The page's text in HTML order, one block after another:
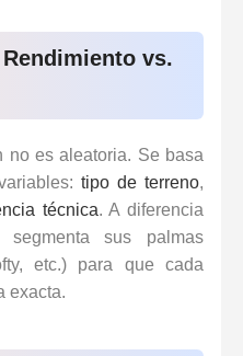
vs.
no es aleatoria. Se basa
tipo de terreno,
técnica. A diferencia
sus palmas
etc.) para que cada
exacta.